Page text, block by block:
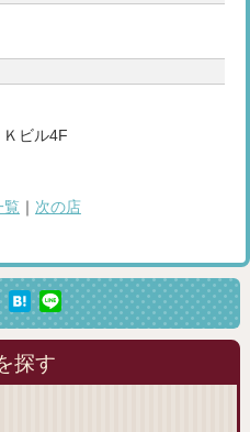
ビル4F
覧 次の店
Facebook
Hatena
Line
探す